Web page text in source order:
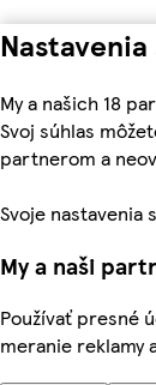
My a našich 18
Svoj súhlas
partnerom a
Svoje nastavenia
My a naši
Používať presné
meranie reklamy